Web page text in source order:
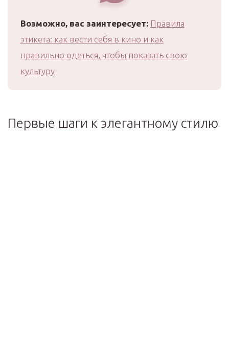
Возможно, вас заинтересует: Правила
этикета: как вести себя в кино и как
правильно одеться, чтобы показать свою
культуру
Первые шаги к элегантному стилю